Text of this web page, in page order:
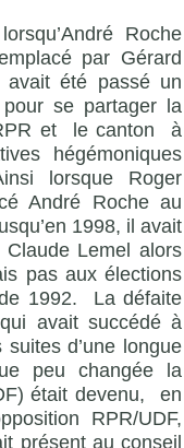
Roche
par Gérard
été passé un
se partager la
et le canton à
hégémoniques
lorsque Roger
André Roche au
1998, il avait
Lemel alors
pas aux élections
1992. La défaite
avait succédé à
d’une longue
peu changée la
était devenu, en
RPR/UDF,
présent au conseil